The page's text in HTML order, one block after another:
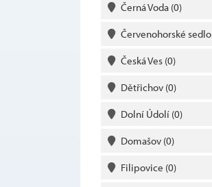
Černá Voda (0)
Červenohorské sedlo
Česká Ves (0)
Dětřichov (0)
Dolní Údolí (0)
Domašov (0)
Filipovice (0)